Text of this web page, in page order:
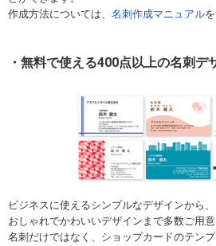
作成方法については、 名刺作成マニュアル
無料で使える400点以上の名刺デ
ビジネスに使えるシンプルなデザインから、
おしゃれでかわいいデザインまで多数ご用意
名刺だけではなく、ショップカードのテンプ